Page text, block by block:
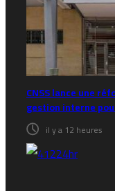
CNSS lance une
gestion interne
il y a 12 heures